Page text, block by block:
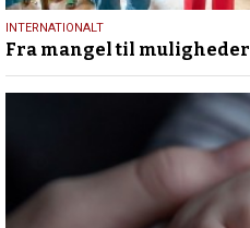
13.
maj
2026
INTERNATIONALT
Fra mangel til muligheder